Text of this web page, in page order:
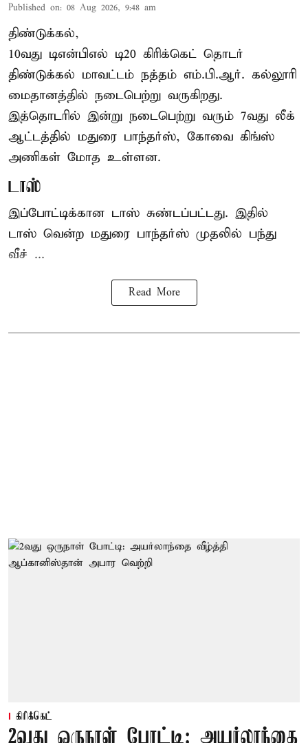
Published on: 08 Aug 2026, 9:48 am
திண்டுக்கல்,
10வது டிஎன்பிஎல் டி20 கிரிக்கெட் தொடர்
திண்டுக்கல் மாவட்டம் நத்தம் எம்.பி.ஆர். கல்லூரி
மைதானத்தில் நடைபெற்று வருகிறது.
இத்தொடரில் இன்று நடைபெற்று வரும் 7வது லீக்
ஆட்டத்தில் மதுரை பாந்தர்ஸ், கோவை கிங்ஸ்
அணிகள் மோத உள்ளன.
டாஸ்
இப்போட்டிக்கான டாஸ் சுண்டப்பட்டது. இதில்
டாஸ் வென்ற மதுரை பாந்தர்ஸ் முதலில் பந்து
வீச் ...
Read More
கிரிக்கெட்
2வது ஒருநாள் போட்டி: அயர்லாந்தை